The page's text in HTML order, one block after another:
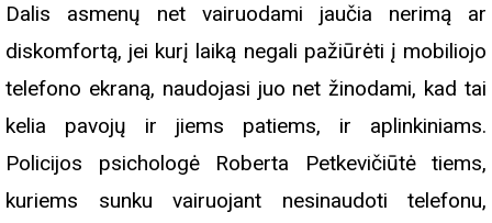
Dalis asmenų net vairuodami jaučia nerimą ar
diskomfortą, jei kurį laiką negali pažiūrėti į mobiliojo
telefono ekraną, naudojasi juo net žinodami, kad tai
kelia pavojų ir jiems patiems, ir aplinkiniams.
Policijos psichologė Roberta Petkevičiūtė tiems,
kuriems sunku vairuojant nesinaudoti telefonu,